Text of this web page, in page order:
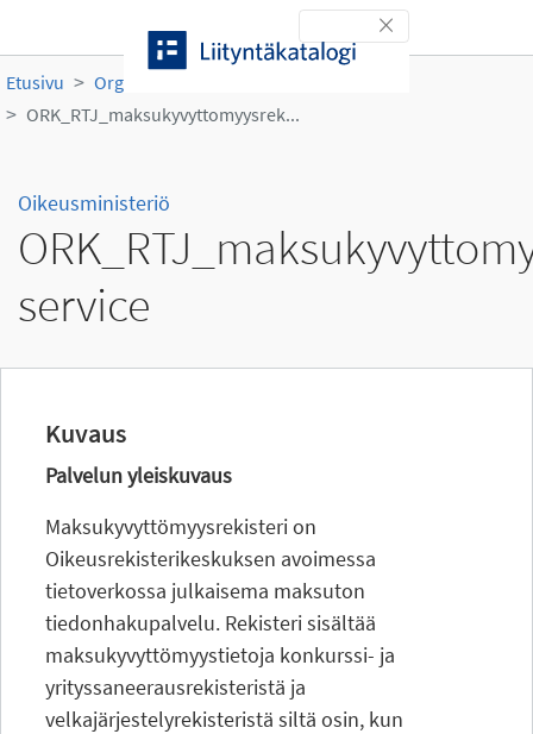
Toggle navigation
Etusivu Organisaatiot
ORK_RTJ_maksukyvyttomyysrek...
Oikeusministeriö
service
Kuvaus
Palvelun yleiskuvaus
Maksukyvyttömyysrekisteri on
Oikeusrekisterikeskuksen avoimessa
tietoverkossa julkaisema maksuton
tiedonhakupalvelu. Rekisteri sisältää
maksukyvyttömyystietoja konkurssi- ja
yrityssaneerausrekisteristä ja
velkajärjestelyrekisteristä siltä osin, kun